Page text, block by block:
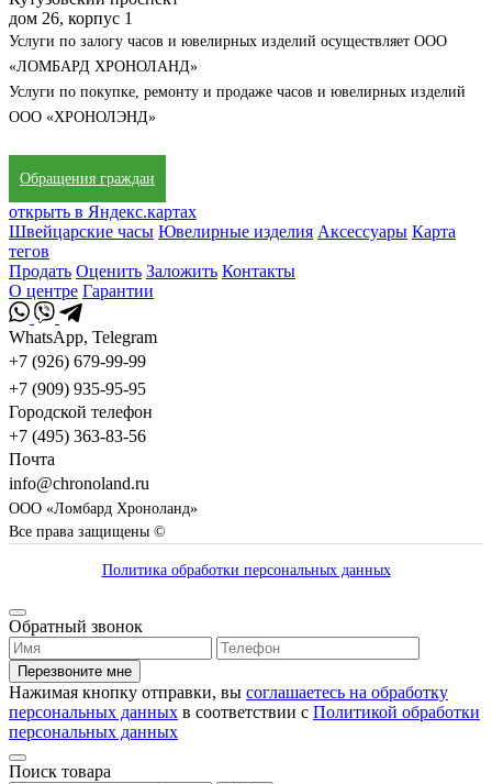
дом 26, корпус 1
Услуги по залогу часов и ювелирных изделий осуществляет ООО
«ЛОМБАРД ХРОНОЛАНД»
Услуги по покупке, ремонту и продаже часов и ювелирных изделий
ООО «ХРОНОЛЭНД»
Обращения граждан
открыть в Яндекс.картах
Швейцарские часы Ювелирные изделия Аксессуары Карта
тегов
Продать Оценить Заложить Контакты
О центре Гарантии
WhatsApp, Telegram
+7 (926) 679-99-99
+7 (909) 935-95-95
Городской телефон
+7 (495) 363-83-56
Почта
info@chronoland.ru
ООО «Ломбард Хроноланд»
Все права защищены ©
Политика обработки персональных данных
Обратный звонок
Перезвоните мне
Нажимая кнопку отправки, вы соглашаетесь на обработку
персональных данных в соответствии с Политикой обработки
персональных данных
Поиск товара